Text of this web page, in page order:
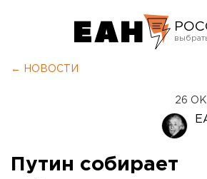
← НОВОСТИ
26
Путин собирает